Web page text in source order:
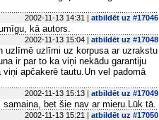
2002-11-13 14:31 | atbildēt uz #17046
kā autors.
2002-11-13 15:04 | atbildēt uz #17048
uzlīmē uzlīmi uz korpusa ar uzrakstu
ir par to ka viņi nekādu garantiju
apčakerē tautu.Un vel padomā
2002-11-13 15:13 | atbildēt uz #17049
bet šie nav ar mieru.Lūk tā.
2002-11-13 15:21 | atbildēt uz #17050